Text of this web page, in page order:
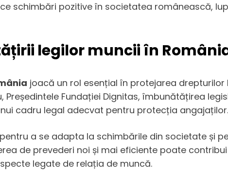
schimbări pozitive în societatea românească,
legilor muncii în
joacă un rol esențial în protejarea
Președintele Fundației Dignitas, îmbunătățirea
cadru legal adecvat pentru protecția angajaților.
a se adapta la schimbările din societate și
de prevederi noi și mai eficiente poate
legate de relația de muncă.